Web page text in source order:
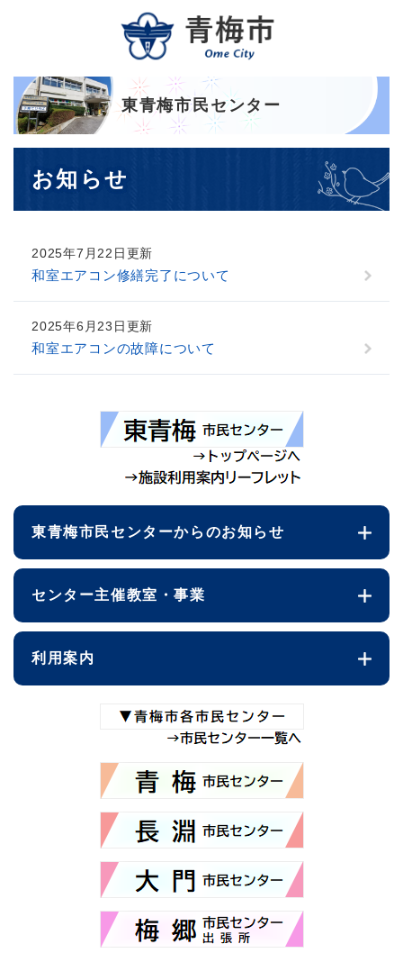
メニューを飛ばして本文へ
東青梅市民センター
お知らせ
2025年7月22日更新
和室エアコン修繕完了について
2025年6月23日更新
和室エアコンの故障について
東青梅市民センターからのお知らせ
センター主催教室・事業
利用案内